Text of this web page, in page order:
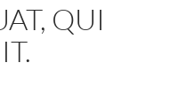
QUI